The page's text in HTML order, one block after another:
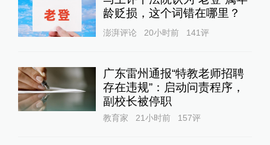
龄贬损，这个词错在哪里？
澎湃评论 20小时前 141评
广东雷州通报“特教老师招聘
存在违规”：启动问责程序，
副校长被停职
教育家 21小时前 157评